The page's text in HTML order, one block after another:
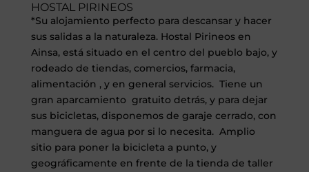
HOSTAL PIRINEOS
*Su alojamiento perfecto para descansar y hacer
sus salidas a la naturaleza. Hostal Pirineos en
Ainsa, está situado en el centro del pueblo bajo, y
rodeado de tiendas, comercios, farmacia,
alimentación , y en general servicios. Tiene un
gran aparcamiento gratuito detrás, y para dejar
sus bicicletas, disponemos de garaje cerrado, con
manguera de agua por si lo necesita. Amplio
sitio para poner la bicicleta a punto, y
geográficamente en frente de la tienda de taller